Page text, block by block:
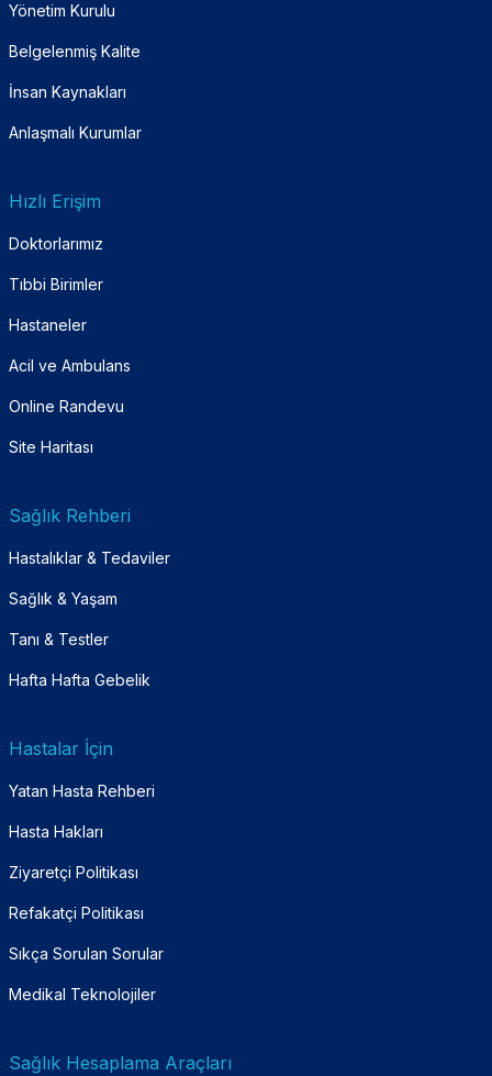
Yönetim Kurulu
Belgelenmiş Kalite
İnsan Kaynakları
Anlaşmalı Kurumlar
Hızlı Erişim
Doktorlarımız
Tıbbi Birimler
Hastaneler
Acil ve Ambulans
Online Randevu
Site Haritası
Sağlık Rehberi
Hastalıklar & Tedaviler
Sağlık & Yaşam
Tanı & Testler
Hafta Hafta Gebelik
Hastalar İçin
Yatan Hasta Rehberi
Hasta Hakları
Ziyaretçi Politikası
Refakatçi Politikası
Sıkça Sorulan Sorular
Medikal Teknolojiler
Sağlık Hesaplama Araçları